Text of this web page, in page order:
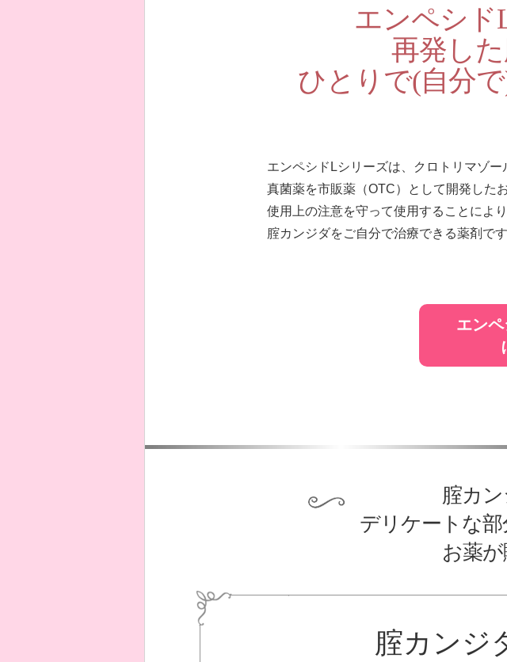
エンペシド
再発し
ひとりで(自分で)
エンペシドLシリーズは、クロトリマゾー
真菌薬を市販薬（OTC）として開発したお
使用上の注意を守って使用することによ
腟カンジダをご自分で治療できる薬剤です
エン
腟カン
デリケートな
お薬
腟カンジ